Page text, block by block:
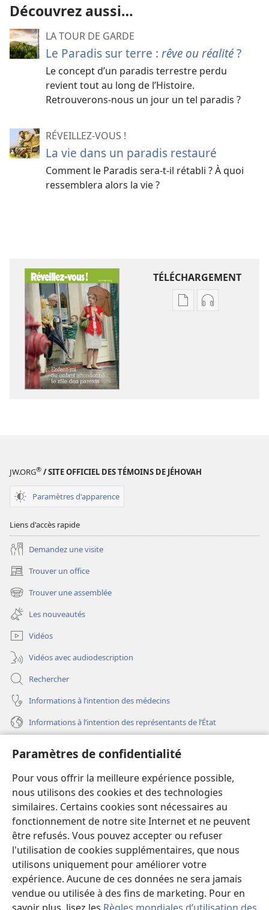
Paramètres de confidentialité
Pour vous offrir la meilleure expérience possible,
nous utilisons des cookies et des technologies
similaires. Certains cookies sont nécessaires au
fonctionnement de notre site Internet et ne peuvent
être refusés. Vous pouvez accepter ou refuser
l'utilisation de cookies supplémentaires, que nous
utilisons uniquement pour améliorer votre
expérience. Aucune de ces données ne sera jamais
vendue ou utilisée à des fins de marketing. Pour en
Découvrez aussi…
LA TOUR DE GARDE
Le Paradis sur terre : rêve ou réalité?
Le concept d’un paradis terrestre perdu
revient tout au long de l’Histoire.
Retrouverons-​nous un jour un tel paradis ?
RÉVEILLEZ-VOUS !
La vie dans un paradis restauré
Comment le Paradis sera-t-il rétabli ? À quoi
ressemblera alors la vie ?
TÉLÉCHARGEMENT
Options
parents
Options
parents
JW.ORG® / SITE OFFICIEL DES TÉMOINS DE JÉHOVAH
Paramètres d'apparence
Liens d'accès rapide
Demandez une visite
Trouver un office
(ouvre
une
nouvelle
fenêtre)
Trouver une assemblée
(ouvre
une
nouvelle
fenêtre)
Les nouveautés
Vidéos
Vidéos avec audiodescription
Rechercher
Informations à l’intention des médecins
Informations à l’intention des représentants de l’État
(ouvre
une
nouvelle
fenêtre)
Bibliothèque en ligne
(ouvre
une
nouvelle
fenêtre)
JW Hub®
(ouvre
une
nouvelle
fenêtre)
JW Library
Watchtower Library